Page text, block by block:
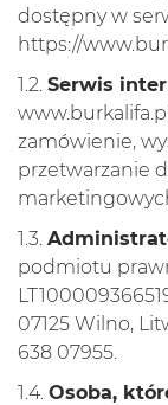
dostępny w
https://
1.2. Serwis
zamówienie,
przetwarzanie
1.3.
podmiotu
07125 Wilno,
638 07955.
1.4. Osoba,